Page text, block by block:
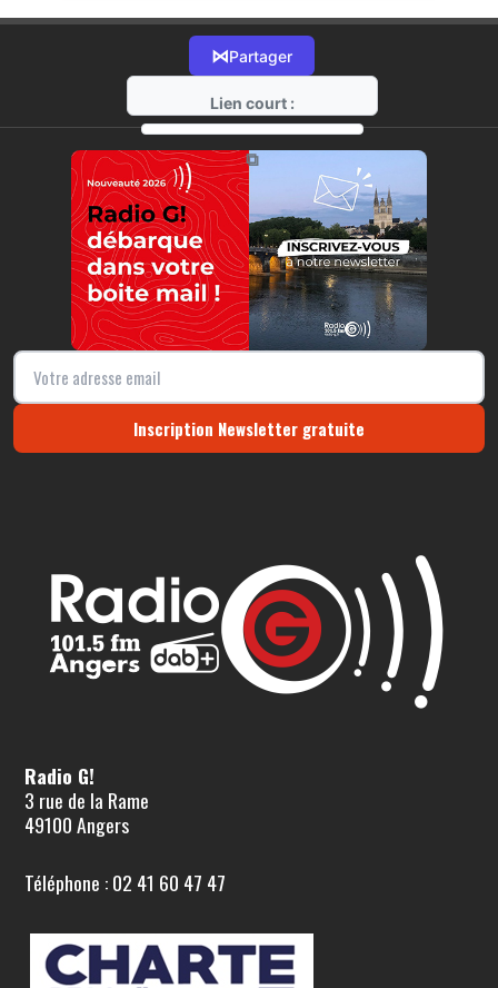
⋈Partager
Lien court :
https://radio-g.fr?8088
⧉
Inscription Newsletter gratuite
Radio G!
3 rue de la Rame
49100 Angers
Téléphone : 02 41 60 47 47